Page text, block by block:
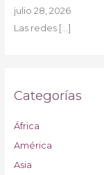
julio 28, 2026
Las redes […]
Categorías
África
América
Asia